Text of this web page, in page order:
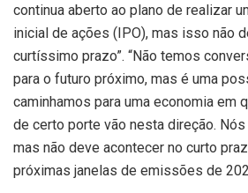
continua aberto ao plano de realizar
inicial de ações (IPO), mas isso não
curtíssimo prazo”. “Não temos
para o futuro próximo, mas é uma
caminhamos para uma economia em
de certo porte vão nesta direção.
mas não deve acontecer no curto
próximas janelas de emissões de